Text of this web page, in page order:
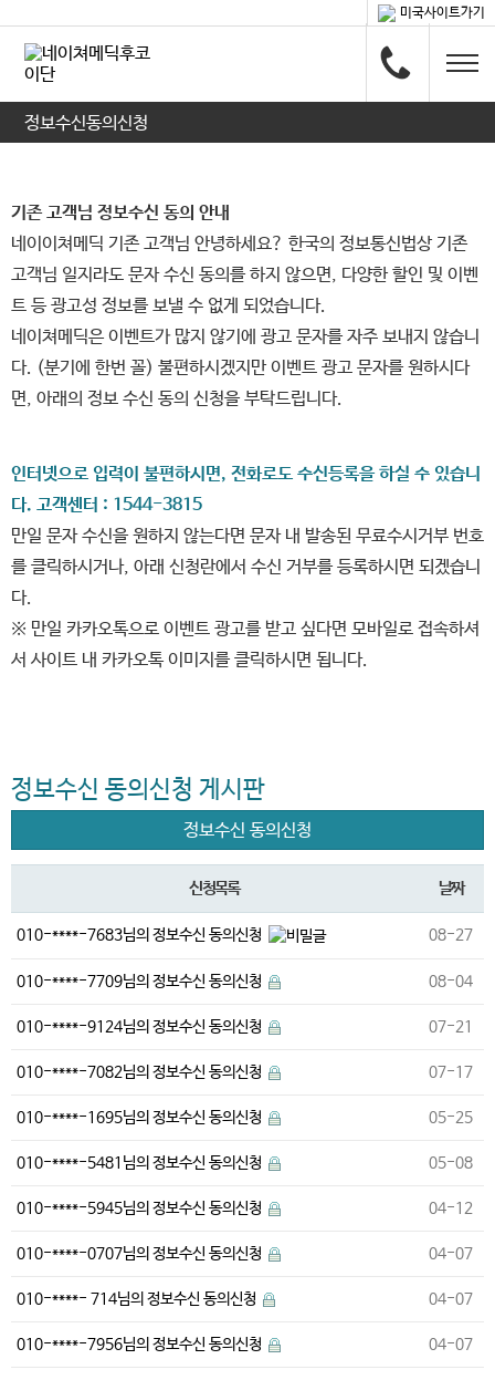
미국사이트가기
정보수신동의신청
기존 고객님 정보수신 동의 안내
네이이쳐메딕 기존 고객님 안녕하세요? 한국의 정보통신법상 기존
고객님 일지라도 문자 수신 동의를 하지 않으면, 다양한 할인 및 이벤
트 등 광고성 정보를 보낼 수 없게 되었습니다.
네이쳐메딕은 이벤트가 많지 않기에 광고 문자를 자주 보내지 않습니
다. (분기에 한번 꼴) 불편하시겠지만 이벤트 광고 문자를 원하시다
면, 아래의 정보 수신 동의 신청을 부탁드립니다.
인터넷으로 입력이 불편하시면, 전화로도 수신등록을 하실 수 있습니
다. 고객센터 : 1544-3815
만일 문자 수신을 원하지 않는다면 문자 내 발송된 무료수시거부 번호
를 클릭하시거나, 아래 신청란에서 수신 거부를 등록하시면 되겠습니
다.
※ 만일 카카오톡으로 이벤트 광고를 받고 싶다면 모바일로 접속하셔
서 사이트 내 카카오톡 이미지를 클릭하시면 됩니다.
정보수신 동의신청 게시판
정보수신 동의신청
신청목록 날짜
010-****-7683님의 정보수신 동의신청 08-27
010-****-7709님의 정보수신 동의신청 08-04
010-****-9124님의 정보수신 동의신청 07-21
010-****-7082님의 정보수신 동의신청 07-17
010-****-1695님의 정보수신 동의신청 05-25
010-****-5481님의 정보수신 동의신청 05-08
010-****-5945님의 정보수신 동의신청 04-12
010-****-0707님의 정보수신 동의신청 04-07
010-****- 714님의 정보수신 동의신청 04-07
010-****-7956님의 정보수신 동의신청 04-07